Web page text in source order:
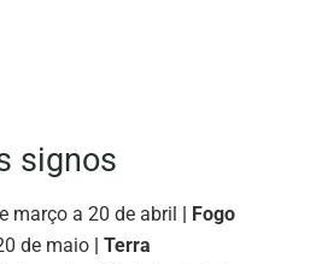
signos
março a 20 de abril | Fogo
de maio | Terra